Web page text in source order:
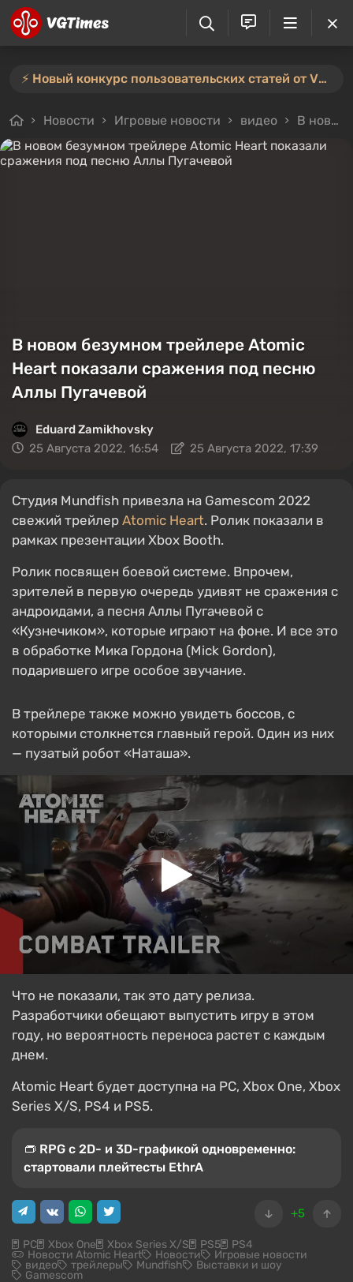
⚡️ Новый конкурс пользовательских статей от VGTimes — участвуйте тут ⚡️
Новости Игровые новости видео В новом безумном трейлере Atomic Heart показали сражения под песню Аллы Пугачевой
В новом безумном трейлере Atomic
Heart показали сражения под песню
Аллы Пугачевой
Eduard Zamikhovsky
25 Августа 2022, 16:54
25 Августа 2022, 17:39
Студия Mundfish привезла на Gamescom 2022
свежий трейлер Atomic Heart. Ролик показали в
рамках презентации Xbox Booth.
Ролик посвящен боевой системе. Впрочем,
зрителей в первую очередь удивят не сражения с
андроидами, а песня Аллы Пугачевой с
«Кузнечиком», которые играют на фоне. И все это
в обработке Мика Гордона (Mick Gordon),
подарившего игре особое звучание.
В трейлере также можно увидеть боссов, с
которыми столкнется главный герой. Один из них
— пузатый робот «Наташа».
Что не показали, так это дату релиза.
Разработчики обещают выпустить игру в этом
году, но вероятность переноса растет с каждым
днем.
Atomic Heart будет доступна на PC, Xbox One, Xbox
Series X/S, PS4 и PS5.
👝 RPG с 2D- и 3D-графикой одновременно:
стартовали плейтесты EthrA
+5
PC Xbox One Xbox Series X/S PS5 PS4
Новости Atomic Heart Новости Игровые новости
видео трейлеры Mundfish Выставки и шоу
Gamescom